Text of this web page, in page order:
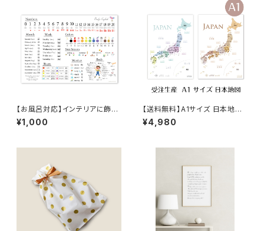
【お風呂対応】インテリアに飾れ
る英語単語ポスター Ａ3サイズ
角丸 インテリア ポスター
¥1,000
【送料無料】A1サイズ 日本地図
ポスター 【受注生産】タペストリ
ー オフィス 塾 会議室 おしゃれ
¥4,980